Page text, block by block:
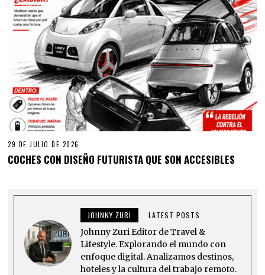
29 DE JULIO DE 2026
COCHES CON DISEÑO FUTURISTA QUE SON ACCESIBLES
JOHNNY ZURI LATEST POSTS
Johnny Zuri Editor de Travel &
Lifestyle. Explorando el mundo con
enfoque digital. Analizamos destinos,
hoteles y la cultura del trabajo remoto.